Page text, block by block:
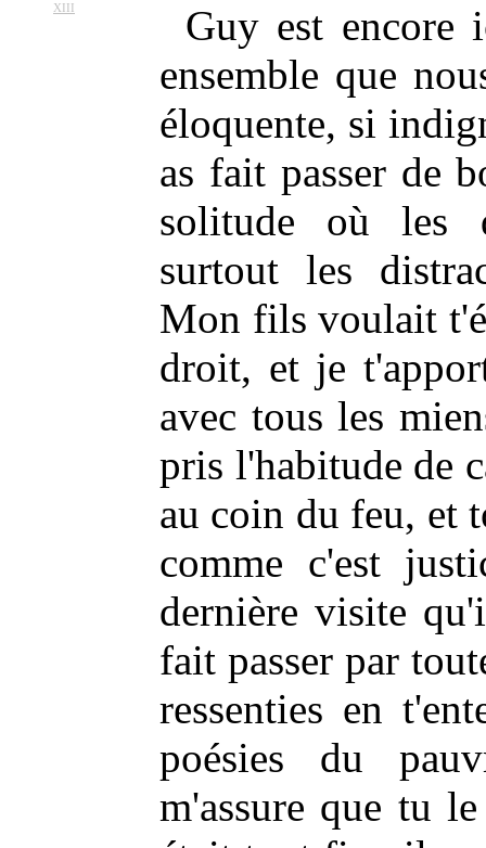
XIII
Guy est encore
ensemble que
éloquente, si
as fait passer de
solitude où les
surtout les
Mon fils voulait
droit, et je
avec tous les
pris l'habitude de
au coin du feu, et
comme c'est
dernière visite
fait passer par
ressenties en
poésies du
m'assure que tu